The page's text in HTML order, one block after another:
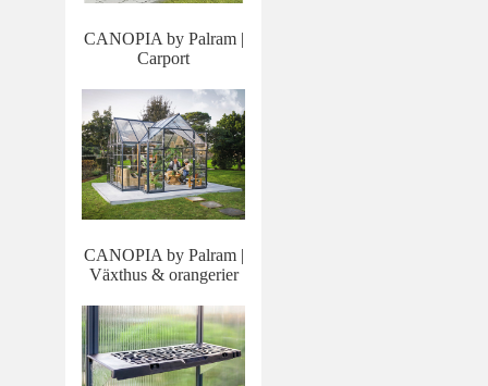
CANOPIA by Palram |
Carport
CANOPIA by Palram |
Växthus & orangerier